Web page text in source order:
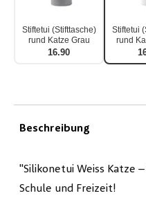
Stiftetui (Stifttasche)
rund Katze Grau
16.90
Stiftetui
rund
Beschreibung
"Silikonetui Weiss Katze
Schule und Freizeit!